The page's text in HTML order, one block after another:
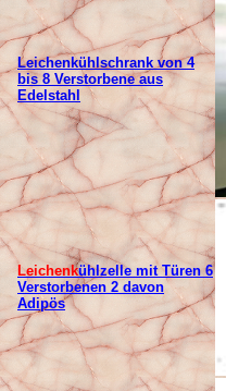
Leichenkühlschrank von 4
bis 8 Verstorbene aus
Edelstahl
Leichenkühlzelle mit Türen 6
Verstorbenen 2 davon
Adipös